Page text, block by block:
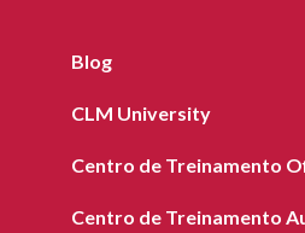
Blog
CLM University
Centro de Treinamento
Centro de Treinamento